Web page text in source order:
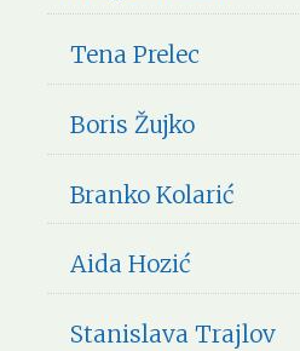
Tena Prelec
Boris Žujko
Branko Kolarić
Aida Hozić
Stanislava Trajlov